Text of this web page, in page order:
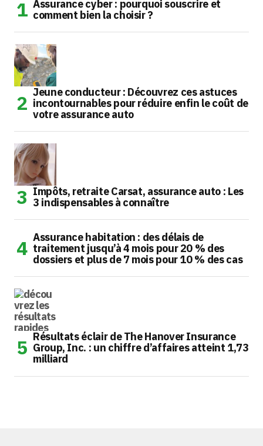
Assurance cyber : pourquoi souscrire et
comment bien la choisir ?
Jeune conducteur : Découvrez ces astuces
incontournables pour réduire enfin le coût de
votre assurance auto
Impôts, retraite Carsat, assurance auto : Les
3 indispensables à connaître
Assurance habitation : des délais de
traitement jusqu’à 4 mois pour 20 % des
dossiers et plus de 7 mois pour 10 % des cas
Résultats éclair de The Hanover Insurance
Group, Inc. : un chiffre d’affaires atteint 1,73
milliard